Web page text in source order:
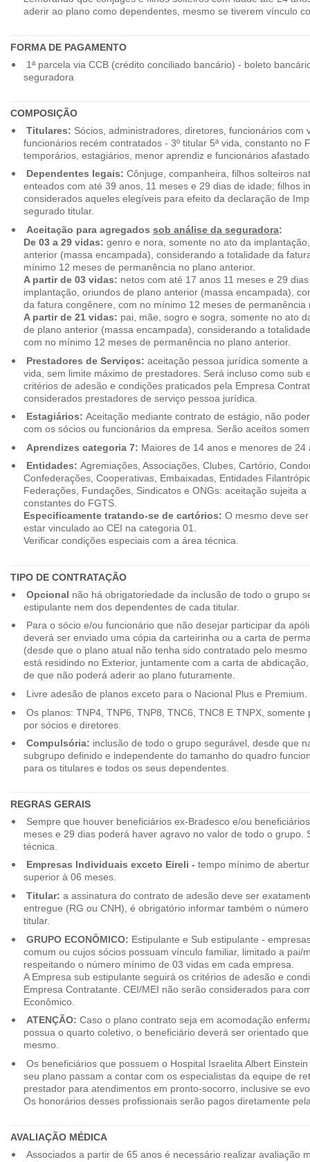
aderir ao plano como dependentes, mesmo se tiverem vínculo
FORMA DE PAGAMENTO
1ª parcela via CCB (crédito conciliado bancário) - boleto
seguradora
COMPOSIÇÃO
Titulares: Sócios, administradores, diretores, funcionários com
funcionários recém contratados - 3º titular 5ª vida, constanto no
temporários, estagiários, menor aprendiz e funcionários
Dependentes legais: Cônjuge, companheira, filhos solteiros
enteados com até 39 anos, 11 meses e 29 dias de idade; filhos
considerados aqueles elegíveis para efeito da declaração de
segurado titular.
Aceitação para agregados sob análise da seguradora:
De 03 a 29 vidas: genro e nora, somente no ato da
anterior (massa encampada), considerando a totalidade da
mínimo 12 meses de permanência no plano anterior.
A partir de 03 vidas: netos com até 17 anos 11 meses e 29
implantação, oriundos de plano anterior (massa encampada),
da fatura congênere, com no mínimo 12 meses de permanência
A partir de 21 vidas: pai, mãe, sogro e sogra, somente no ato
de plano anterior (massa encampada), considerando a
com no mínimo 12 meses de permanência no plano anterior.
Prestadores de Serviços: aceitação pessoa jurídica somente a
vida, sem limite máximo de prestadores. Será incluso como sub
critérios de adesão e condições praticados pela Empresa
considerados prestadores de serviço pessoa jurídica.
Estagiários: Aceitação mediante contrato de estágio, não
com os sócios ou funcionários da empresa. Serão aceitos
Aprendizes categoria 7: Maiores de 14 anos e menores de 24
Entidades: Agremiações, Associações, Clubes, Cartório,
Confederações, Cooperativas, Embaixadas, Entidades
Federações, Fundações, Sindicatos e ONGs: aceitação sujeita
constantes do FGTS.
Especificamente tratando-se de cartórios: O mesmo deve
estar vinculado ao CEI na categoria 01.
Verificar condições especiais com a área técnica.
TIPO DE CONTRATAÇÃO
Opcional não há obrigatoriedade da inclusão de todo o grupo
estipulante nem dos dependentes de cada titular.
Para o sócio e/ou funcionário que não desejar participar da
deverá ser enviado uma cópia da carteirinha ou a carta de
(desde que o plano atual não tenha sido contratado pelo
está residindo no Exterior, juntamente com a carta de
de que não poderá aderir ao plano futuramente.
Livre adesão de planos exceto para o Nacional Plus e Premium.
Os planos: TNP4, TNP6, TNP8, TNC6, TNC8 E TNPX,
por sócios e diretores.
Compulsória: inclusão de todo o grupo segurável, desde que
subgrupo definido e independente do tamanho do quadro
para os titulares e todos os seus dependentes.
REGRAS GERAIS
Sempre que houver beneficiários ex-Bradesco e/ou
meses e 29 dias poderá haver agravo no valor de todo o grupo.
técnica.
Empresas Individuais exceto Eireli - tempo mínimo de
superior à 06 meses.
Titular: a assinatura do contrato de adesão deve ser
entregue (RG ou CNH), é obrigatório informar também o
titular.
GRUPO ECONÔMICO: Estipulante e Sub estipulante -
comum ou cujos sócios possuam vínculo familiar, limitado a pai/
respeitando o número mínimo de 03 vidas em cada empresa.
A Empresa sub estipulante seguirá os critérios de adesão e
Empresa Contratante. CEI/MEI não serão considerados para
Econômico.
ATENÇÃO: Caso o plano contrato seja em acomodação
possua o quarto coletivo, o beneficiário deverá ser orientado
mesmo.
Os beneficiários que possuem o Hospital Israelita Albert
seu plano passam a contar com os especialistas da equipe de
prestador para atendimentos em pronto-socorro, inclusive se
Os honorários desses profissionais serão pagos diretamente
AVALIAÇÃO MÉDICA
Associados a partir de 65 anos é necessário realizar avaliação